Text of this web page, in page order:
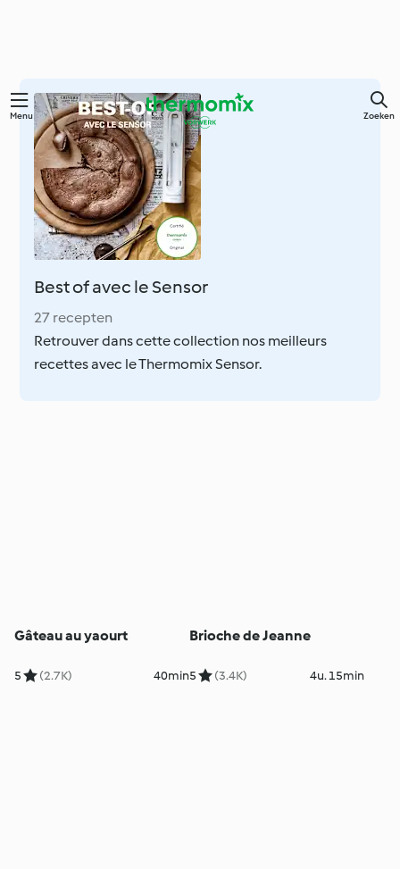
Overslaan
hoofdinhoud
Menu Zoeken
Best of avec le Sensor
27 recepten
Retrouver dans cette collection nos meilleurs
recettes avec le Thermomix Sensor.
Gâteau au yaourt
5 (2.7K) 40min
Brioche de Jeanne
5 (3.4K) 4u. 15min